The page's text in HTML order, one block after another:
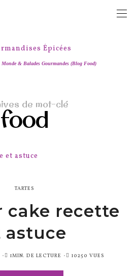
& Balades Gourmandes (Blog Food)
de mot-clé
food
TARTES
cake recette
astuce
1MIN. DE LECTURE 10250 VUES